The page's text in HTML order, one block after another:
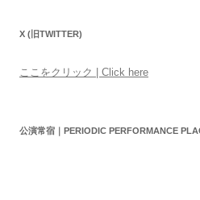
X (旧TWITTER)
ここをクリック | Click here
公演常宿｜PERIODIC PERFORMANCE